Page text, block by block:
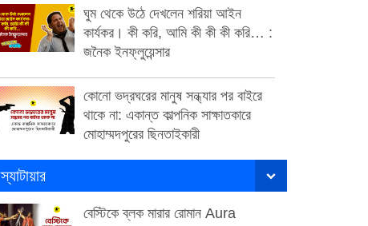
ঘুম থেকে উঠে দেখলেন শরিয়া আইন
কার্যকর। কী করি, আমি কী কী কী করি… :
জনৈক ইনফ্লুয়েন্সার
কোনো ভদ্রঘরের মানুষ সন্ধ্যার পর বাইরে
থাকে না: একান্ত কাল্পনিক সাক্ষাতকারে
মোহাম্মদপুরের ছিনতাইকারী
স্যাটায়ার
বেস্টিকে ব্লক মারার রোমান Aura